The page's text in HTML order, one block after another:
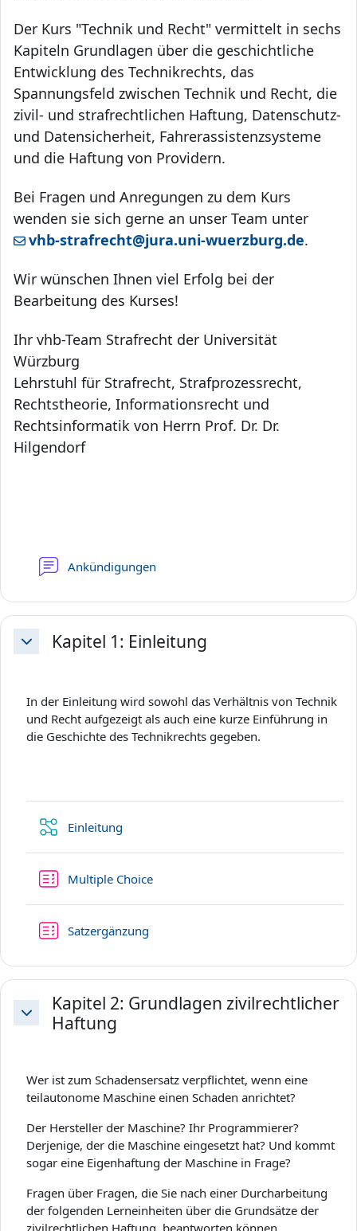
Der Kurs "Technik und Recht" vermittelt in sechs
Kapiteln Grundlagen über die geschichtliche
Entwicklung des Technikrechts, das
Spannungsfeld zwischen Technik und Recht, die
zivil- und strafrechtlichen Haftung, Datenschutz-
und Datensicherheit, Fahrerassistenzsysteme
und die Haftung von Providern.
Bei Fragen und Anregungen zu dem Kurs
wenden sie sich gerne an unser Team unter
vhb-strafrecht@jura.uni-wuerzburg.de.
Wir wünschen Ihnen viel Erfolg bei der
Bearbeitung des Kurses!
Ihr vhb-Team Strafrecht der Universität
Würzburg
Lehrstuhl für Strafrecht, Strafprozessrecht,
Rechtstheorie, Informationsrecht und
Rechtsinformatik von Herrn Prof. Dr. Dr.
Hilgendorf
Ankündigungen
EinklappenKapitel 1: Einleitung
In der Einleitung wird sowohl das Verhältnis von Technik
und Recht aufgezeigt als auch eine kurze Einführung in
die Geschichte des Technikrechts gegeben.
Einleitung
Multiple ChoiceTest
Satzergänzung
Einklappen
Kapitel 2: Grundlagen zivilrechtlicher
Haftung
Wer ist zum Schadensersatz verpflichtet, wenn eine
teilautonome Maschine einen Schaden anrichtet?
Der Hersteller der Maschine? Ihr Programmierer?
Derjenige, der die Maschine eingesetzt hat? Und kommt
sogar eine Eigenhaftung der Maschine in Frage?
Fragen über Fragen, die Sie nach einer Durcharbeitung
der folgenden Lerneinheiten über die Grundsätze der
zivilrechtlichen Haftung, beantworten können.